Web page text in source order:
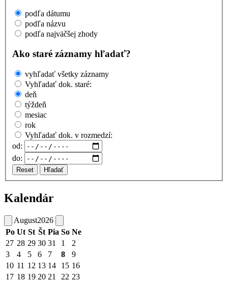
podľa dátumu
podľa názvu
podľa najväčšej zhody
Ako staré záznamy hľadať?
vyhľadať všetky záznamy
Vyhľadať dok. staré:
deň
týždeň
mesiac
rok
Vyhľadať dok. v rozmedzí:
od:
do:
Reset Hľadať
Kalendár
August2026
Po Ut St Št Pia So Ne
27 28 29 30 31 1
2
3
4 5 6 7 8
9
10 11 12 13 14 15 16
17 18 19 20 21 22 23